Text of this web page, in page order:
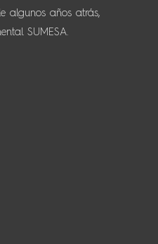
algunos años atrás,
SUMESA.